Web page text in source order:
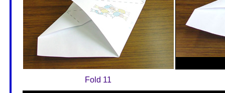
Fold 11